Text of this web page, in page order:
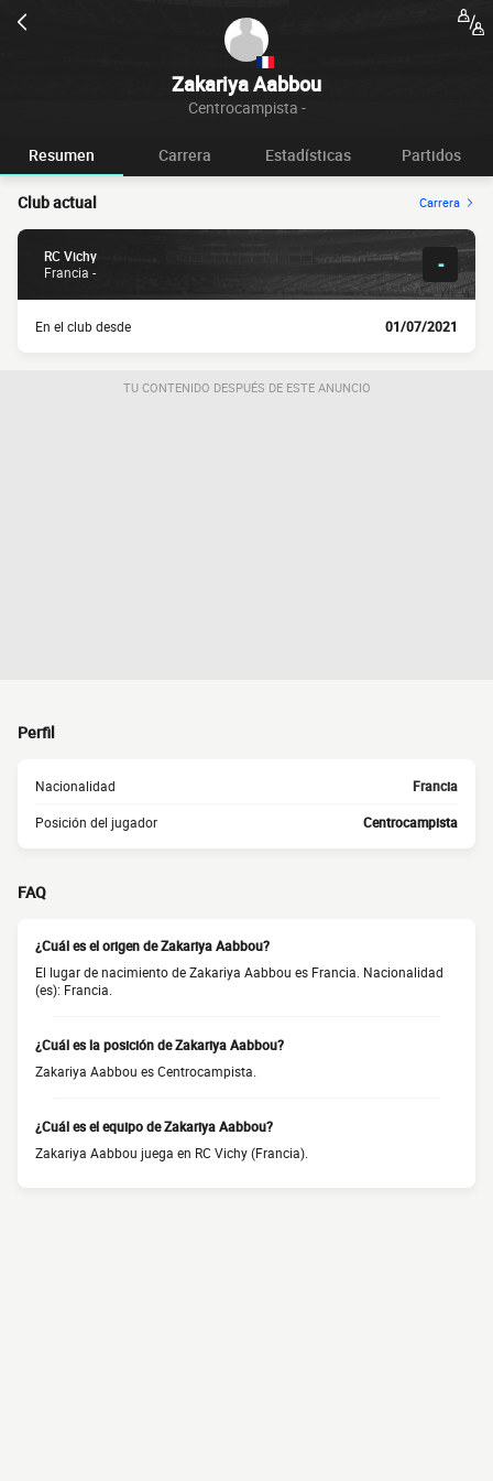
Zakariya Aabbou
Centrocampista -
Resumen Carrera Estadísticas Partidos
Club actual Carrera
RC Vichy
Francia -
-
En el club desde 01/07/2021
TU CONTENIDO DESPUÉS DE ESTE ANUNCIO
Perfil
Nacionalidad Francia
Posición del jugador Centrocampista
FAQ
¿Cuál es el origen de Zakariya Aabbou?
El lugar de nacimiento de Zakariya Aabbou es Francia. Nacionalidad
(es): Francia.
¿Cuál es la posición de Zakariya Aabbou?
Zakariya Aabbou es Centrocampista.
¿Cuál es el equipo de Zakariya Aabbou?
Zakariya Aabbou juega en RC Vichy (Francia).